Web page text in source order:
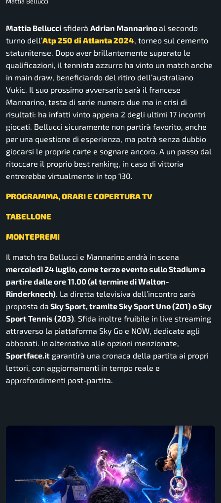
Mattia Bellucci sfiderà Adrian Mannarinoal secondo
turno dell’Atp 250 di Atlanta 2024, torneo sul cemento
statunitense. Dopo aver brillantemente superato le
qualificazioni, il tennista azzurro ha vinto un match anche
in main draw, beneficiando del ritiro dell’australiano
Vukic. Il suo prossimo avversario sarà il francese
Mannarino, testa di serie numero due ma in crisi di
risultati: ha infatti vinto appena 2 degli ultimi 17 incontri
giocati. Bellucci sicuramente non partirà favorito, anche
per una questione di esperienza, ma potrà senza dubbio
giocarsi le proprie carte e sognare ancora. A un passo dal
ritoccare il proprio best ranking, in caso di vittoria
entrerebbe virtualmente in top 130.
PROGRAMMA, ORARI E COPERTURA TV
TABELLONE
MONTEPREMI
Il match tra Bellucci e Mannarino andrà in scena
mercoledì 24 luglio, come terzo evento sullo Stadium a
partire dalle ore 11.00 (al termine di Walton-
Rinderknech). La diretta televisiva dell’incontro sarà
proposta da Sky Sport, tramite Sky Sport Uno (201) o Sky
Sport Tennis (203). Sfida inoltre fruibile in live streaming
attraverso la piattaforma Sky Go e NOW, dedicate agli
abbonati. In alternativa alle opzioni menzionate,
Sportface.it garantirà una cronaca della partita ai propri
lettori, con aggiornamenti in tempo reale e
approfondimenti post-partita.